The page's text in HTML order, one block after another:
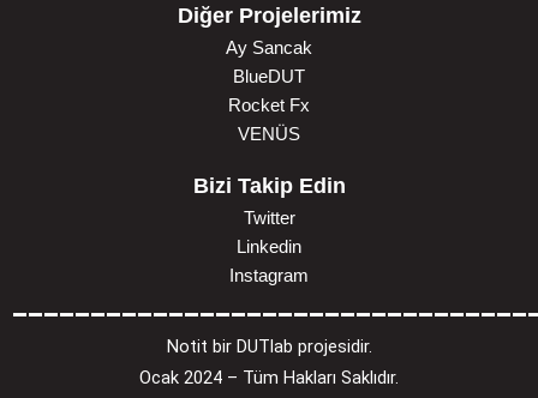
Diğer Projelerimiz
Ay Sancak
BlueDUT
Rocket Fx
VENÜS
Bizi Takip Edin
Twitter
Linkedin
Instagram
Notit bir DUTlab projesidir.
Ocak 2024 – Tüm Hakları Saklıdır.